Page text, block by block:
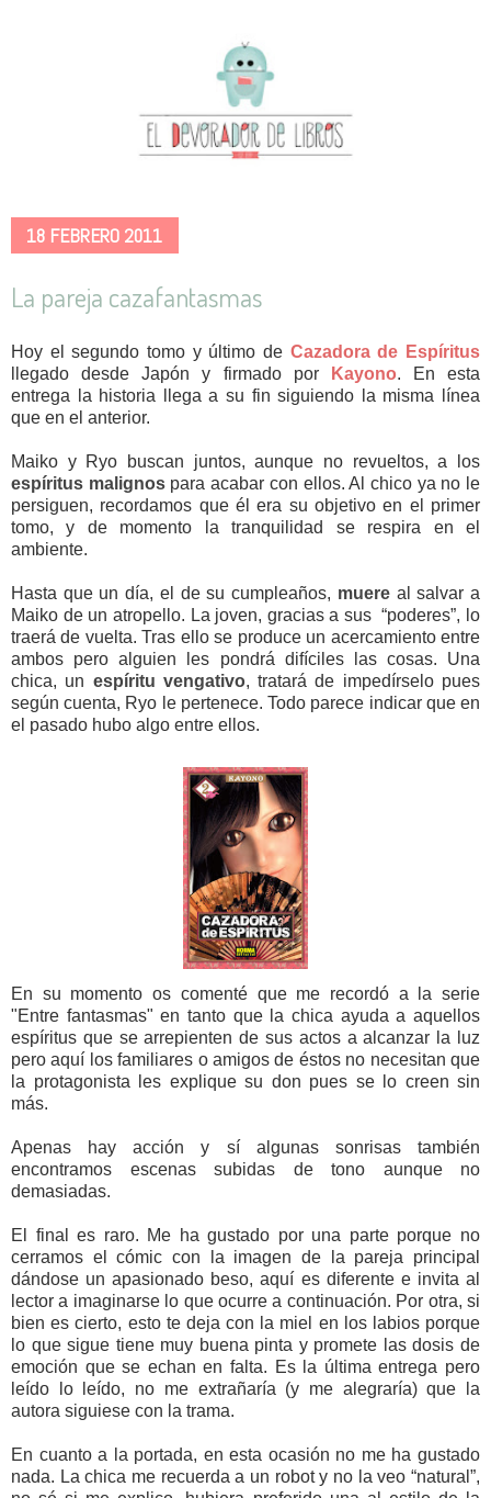
18 FEBRERO 2011
La pareja cazafantasmas
Hoy el segundo tomo y último de Cazadora de Espíritus
llegado desde Japón y firmado por
Kayono. En esta
entrega la historia llega a su fin siguiendo la misma línea
que en el anterior.
Maiko y Ryo buscan juntos, aunque no revueltos, a los
espíritus malignospara acabar con ellos. Al chico ya no le
persiguen, recordamos que él era su objetivo en el primer
tomo, y de momento la tranquilidad se respira en el
ambiente.
Hasta que un día, el de su cumpleaños, muereal salvar a
Maiko de un atropello. La joven, gracias a sus “poderes”, lo
traerá de vuelta. Tras ello se produce un acercamiento entre
ambos pero alguien les pondrá difíciles las cosas. Una
chica, un espíritu vengativo, tratará de impedírselo pues
según cuenta, Ryo le pertenece. Todo parece indicar que en
el pasado hubo algo entre ellos.
En su momento os comenté que me recordó a la serie
"Entre fantasmas" en tanto que la chica ayuda a aquellos
espíritus que se arrepienten de sus actos a alcanzar la luz
pero aquí los familiares o amigos de éstos no necesitan que
la protagonista les explique su don pues se lo creen sin
más.
Apenas hay acción y sí algunas sonrisas también
encontramos escenas subidas de tono aunque no
demasiadas.
El final es raro. Me ha gustado por una parte porque no
cerramos el cómic con la imagen de la pareja principal
dándose un apasionado beso, aquí es diferente e invita al
lector a imaginarse lo que ocurre a continuación. Por otra, si
bien es cierto, esto te deja con la miel en los labios porque
lo que sigue tiene muy buena pinta y promete las dosis de
emoción que se echan en falta. Es la última entrega pero
leído lo leído, no me extrañaría (y me alegraría) que la
autora siguiese con la trama.
En cuanto a la portada, en esta ocasión no me ha gustado
nada. La chica me recuerda a un robot y no la veo “natural”,